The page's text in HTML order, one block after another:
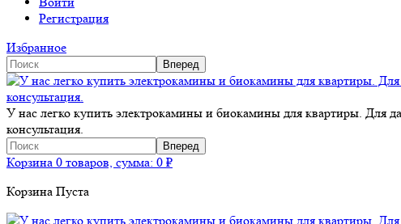
Регистрация
Избранное
У нас легко купить электрокамины и биокамины для квартиры. Для
консультация.
Корзина 0 товаров, сумма: 0 ₽
Корзина Пуста